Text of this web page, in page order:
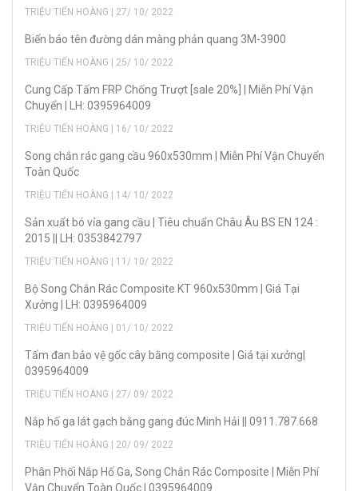
TRIỆU TIẾN HOÀNG | 27/ 10/ 2022
Biển báo tên đường dán màng phản quang 3M-3900
TRIỆU TIẾN HOÀNG | 25/ 10/ 2022
Cung Cấp Tấm FRP Chống Trượt [sale 20%] | Miễn Phí Vận
Chuyển | LH: 0395964009
TRIỆU TIẾN HOÀNG | 16/ 10/ 2022
Song chắn rác gang cầu 960x530mm | Miễn Phí Vận Chuyển
Toàn Quốc
TRIỆU TIẾN HOÀNG | 14/ 10/ 2022
Sản xuẩt bó vỉa gang cầu | Tiêu chuẩn Châu Âu BS EN 124 :
2015 || LH: 0353842797
TRIỆU TIẾN HOÀNG | 11/ 10/ 2022
Bộ Song Chắn Rác Composite KT 960x530mm | Giá Tại
Xưởng | LH: 0395964009
TRIỆU TIẾN HOÀNG | 01/ 10/ 2022
Tấm đan bảo vệ gốc cây bằng composite | Giá tại xưởng|
0395964009
TRIỆU TIẾN HOÀNG | 27/ 09/ 2022
Nắp hố ga lát gạch bằng gang đúc Minh Hải || 0911.787.668
TRIỆU TIẾN HOÀNG | 20/ 09/ 2022
Phân Phối Nắp Hố Ga, Song Chắn Rác Composite | Miễn Phí
Vận Chuyển Toàn Quốc | 0395964009